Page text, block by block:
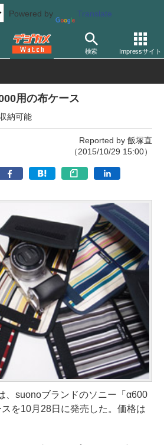
Powered by Translate
検索 Impressサイト
カメラバッグ スオーノ
用の布ケース
納可能
Reported by 飯塚直
（2015/10/29 15:00）
、suonoブランドのソニー「α600
を10月28日に発売した。価格は